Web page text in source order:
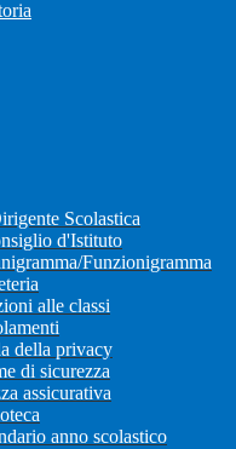
Scolastica
d'Istituto
Funzionigramma
alle classi
della privacy
di sicurezza
assicurativa
anno scolastico